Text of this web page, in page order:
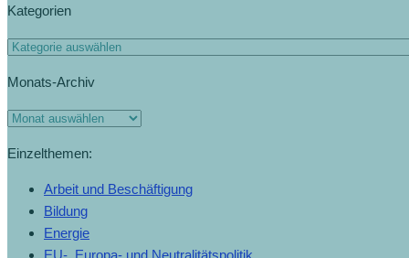
Kategorien
Monats-Archiv
Einzelthemen:
Arbeit und Beschäftigung
Bildung
Energie
EU-, Europa- und Neutralitätspolitik